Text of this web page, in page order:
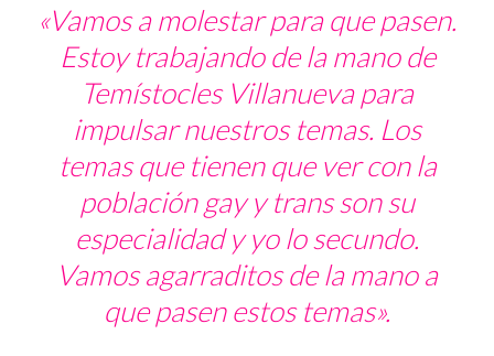
«Vamos a molestar para que pasen.
Estoy trabajando de la mano de
Temístocles Villanueva para
impulsar nuestros temas. Los
temas que tienen que ver con la
población gay y trans son su
especialidad y yo lo secundo.
Vamos agarraditos de la mano a
que pasen estos temas».